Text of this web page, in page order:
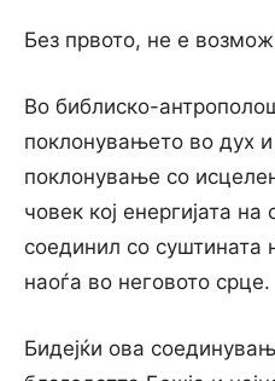
Без првото, не е
Во библиско-
поклонувањето во дух
поклонување со
човек кој енергијата на
соединил со суштината
наоѓа во неговото срце.
Бидејќи ова